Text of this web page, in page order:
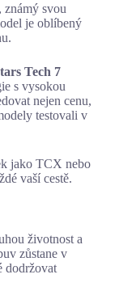
, známý svou
je oblíbený
Tech 7
s vysokou
nejen cenu,
testovali v
jako TCX nebo
vaší cestě.
životnost a
zůstane v
dodržovat